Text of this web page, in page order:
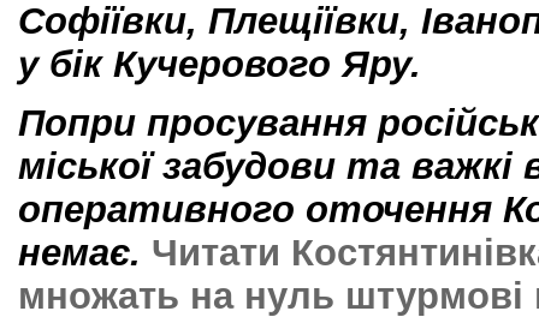
Софіївки, Плещіївки,
у бік Кучерового Яру.
Попри просування
міської забудови та важкі
оперативного оточення
немає. Читати
множать на нуль штурмові